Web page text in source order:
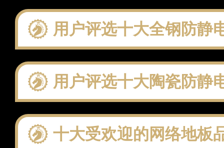
用户评选十大全钢防静电地板品牌：
用户评选十大陶瓷防静电地板品牌：
十大受欢迎的网络地板品牌 这些